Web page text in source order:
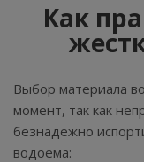
Как
Выбор материала
момент, так как
безнадежно
водоема: